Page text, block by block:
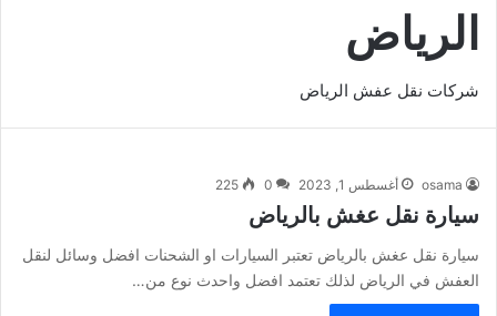
الرياض
شركات نقل عفش الرياض
osama أغسطس 1, 2023 0
225
سيارة نقل عغش بالرياض
سيارة نقل عغش بالرياض تعتبر السيارات او الشحنات افضل وسائل لنقل
العفش في الرياض لذلك تعتمد افضل واحدث نوع من…